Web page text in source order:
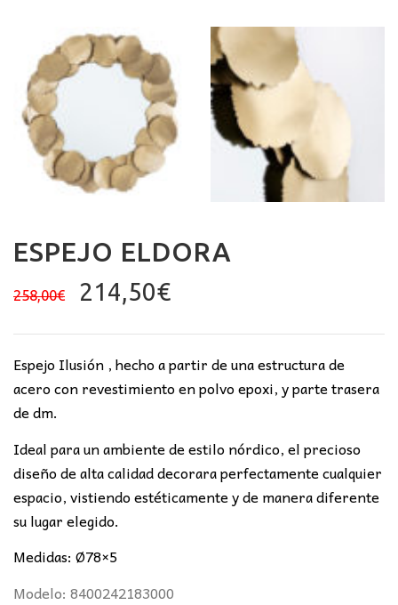
ESPEJO ELDORA
258,00€
El
original
era:
258,00€.
214,50€El
actual
es:
214,50€.
Espejo Ilusión , hecho a partir de una estructura de
acero con revestimiento en polvo epoxi, y parte trasera
de dm.
Ideal para un ambiente de estilo nórdico, el precioso
diseño de alta calidad decorara perfectamente cualquier
espacio, vistiendo estéticamente y de manera diferente
su lugar elegido.
Medidas: Ø78×5
Modelo: 8400242183000